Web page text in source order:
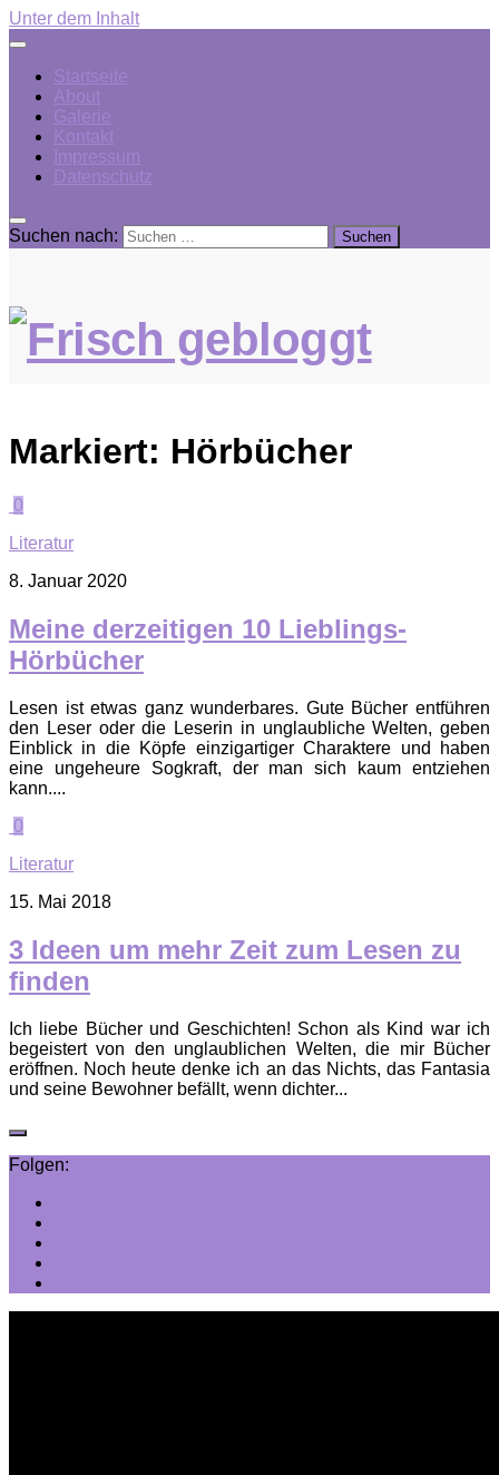
Unter dem Inhalt
Startseite
About
Galerie
Kontakt
Impressum
Datenschutz
Suchen nach:
Markiert: Hörbücher
0
Literatur
8. Januar 2020
Meine derzeitigen 10 Lieblings-
Hörbücher
Lesen ist etwas ganz wunderbares. Gute Bücher entführen
den Leser oder die Leserin in unglaubliche Welten, geben
Einblick in die Köpfe einzigartiger Charaktere und haben
eine ungeheure Sogkraft, der man sich kaum entziehen
kann....
0
Literatur
15. Mai 2018
3 Ideen um mehr Zeit zum Lesen zu
finden
Ich liebe Bücher und Geschichten! Schon als Kind war ich
begeistert von den unglaublichen Welten, die mir Bücher
eröffnen. Noch heute denke ich an das Nichts, das Fantasia
und seine Bewohner befällt, wenn dichter...
Folgen: